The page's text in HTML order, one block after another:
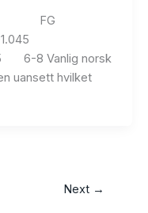
pils OG FG
8 Vanlig norsk
uansett hvilket
Next →